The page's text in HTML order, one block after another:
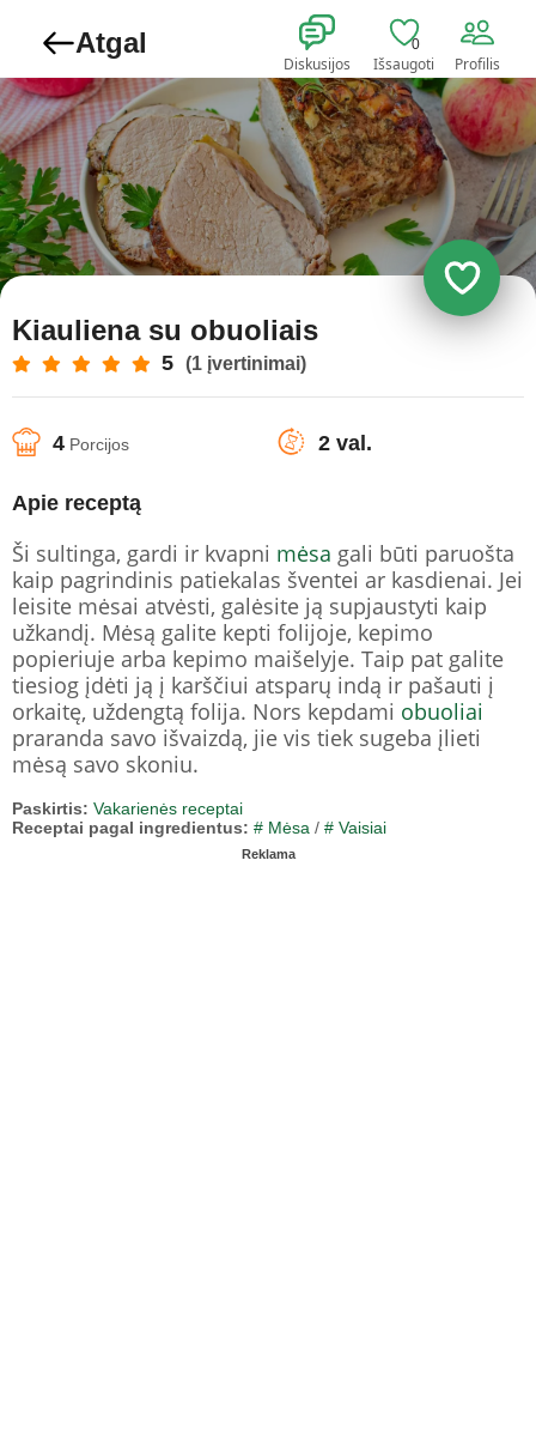
Atgal
Diskusijos
0
Išsaugoti Profilis
Kiauliena su obuoliais
5 (1 įvertinimai)
4 Porcijos 2 val.
Apie receptą
Ši sultinga, gardi ir kvapni mėsa gali būti paruošta
kaip pagrindinis patiekalas šventei ar kasdienai. Jei
leisite mėsai atvėsti, galėsite ją supjaustyti kaip
užkandį. Mėsą galite kepti folijoje, kepimo
popieriuje arba kepimo maišelyje. Taip pat galite
tiesiog įdėti ją į karščiui atsparų indą ir pašauti į
orkaitę, uždengtą folija. Nors kepdami obuoliai
praranda savo išvaizdą, jie vis tiek sugeba įlieti
mėsą savo skoniu.
Paskirtis: Vakarienės receptai
Receptai pagal ingredientus: # Mėsa / # Vaisiai
Reklama